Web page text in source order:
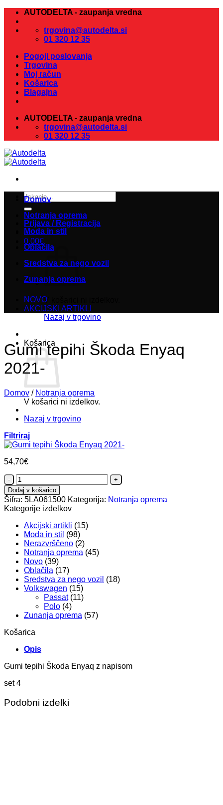
Skoči
vsebino
AUTODELTA - zaupanja vredna
trgovina@autodelta.si
01 320 12 35
Pogoji poslovanja
Trgovina
Moj račun
Košarica
Blagajna
AUTODELTA - zaupanja vredna
trgovina@autodelta.si
01 320 12 35
Išči:
Prijava / Registracija
0,00€
V košarici ni izdelkov.
Nazaj v trgovino
Košarica
V košarici ni izdelkov.
Nazaj v trgovino
Domov
Notranja oprema
Moda in stil
Oblačila
Sredstva za nego vozil
Zunanja oprema
NOVO
AKCIJSKI ARTIKLI
Gumi tepihi Škoda Enyaq
2021-
Domov / Notranja oprema
Filtriraj
54,70€
Gumi
tepihi
Škoda
Enyaq
2021-
količina
Dodaj v košarico
Šifra: 5LA061500 Kategorija: Notranja oprema
Kategorije izdelkov
Akcijski artikli (15)
Moda in stil (98)
Nerazvrščeno (2)
Notranja oprema (45)
Novo (39)
Oblačila (17)
Sredstva za nego vozil (18)
Volkswagen (15)
Passat (11)
Polo (4)
Zunanja oprema (57)
Košarica
Opis
Gumi tepihi Škoda Enyaq z napisom
set 4
Podobni izdelki